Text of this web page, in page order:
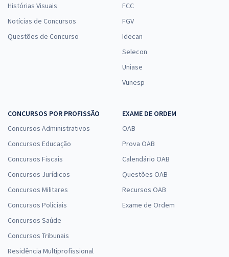
Histórias Visuais
Notícias de Concursos
Questões de Concurso
FCC
FGV
Idecan
Selecon
Uniase
Vunesp
CONCURSOS POR PROFISSÃO
Concursos Administrativos
Concursos Educação
Concursos Fiscais
Concursos Jurídicos
Concursos Militares
Concursos Policiais
Concursos Saúde
Concursos Tribunais
Residência Multiprofissional
EXAME DE ORDEM
OAB
Prova OAB
Calendário OAB
Questões OAB
Recursos OAB
Exame de Ordem